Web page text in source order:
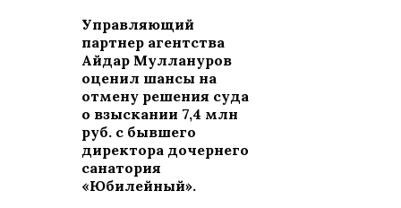
Управляющий
партнер агентства
Айдар Муллануров
оценил шансы на
отмену решения суда
о взыскании 7,4 млн
руб. с бывшего
директора дочернего
санатория
«Юбилейный».